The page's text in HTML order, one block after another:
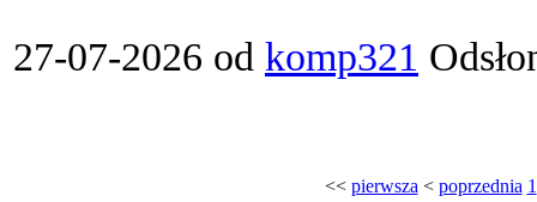
27-07-2026 od komp321
<< pierwsza < poprzednia 1